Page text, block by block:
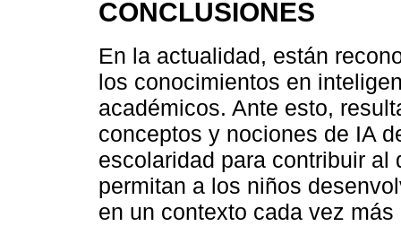
CONCLUSIONES
En la actualidad, están
los conocimientos en
académicos. Ante esto,
conceptos y nociones de IA
escolaridad para contribuir
permitan a los niños
en un contexto cada vez más